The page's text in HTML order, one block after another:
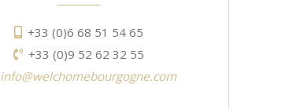
+33 (0)6 68 51 54 65
+33 (0)9 52 62 32 55
info@welchomebourgogne.com